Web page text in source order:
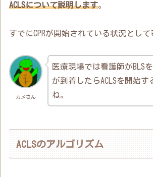
ACLSについて説明します。
すでにCPRが開始されている状況として
カメさん
医療現場では看護師がBLS
が到着したらACLSを開始
ね。
ACLSのアルゴリズム